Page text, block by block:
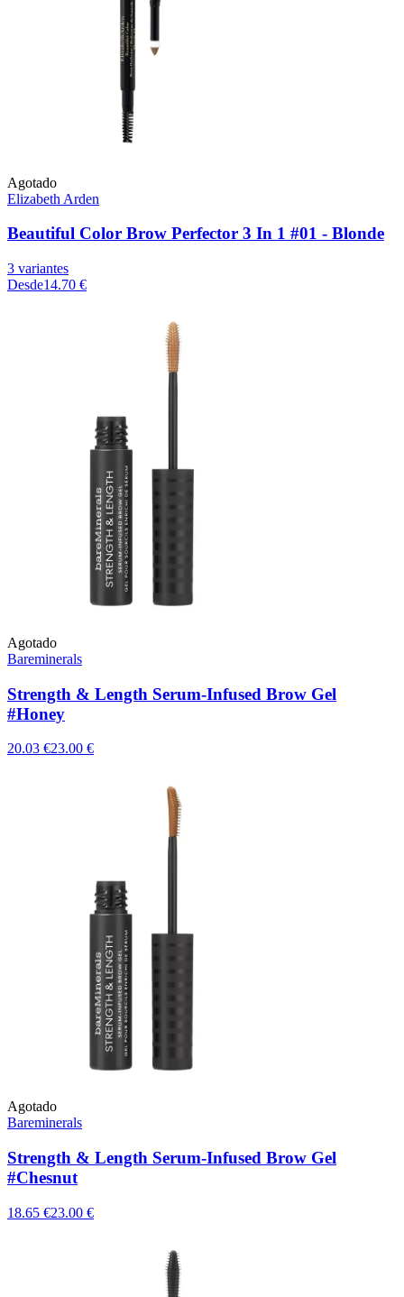
Agotado
Elizabeth Arden
Beautiful Color Brow Perfector 3 In 1 #01 - Blonde
3 variantes
Desde14.70 €
Agotado
Bareminerals
Strength & Length Serum-Infused Brow Gel
#Honey
20.03 €23.00 €
Agotado
Bareminerals
Strength & Length Serum-Infused Brow Gel
#Chesnut
18.65 €23.00 €